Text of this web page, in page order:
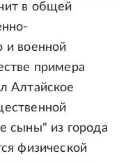
в общей
и военной
примера
Алтайское
сыны" из города
физической